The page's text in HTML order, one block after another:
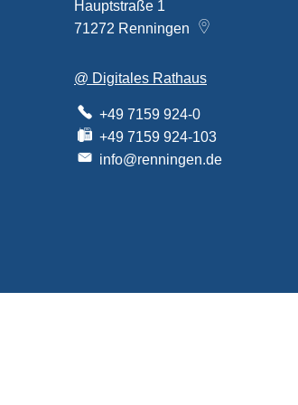
Hauptstraße 1
71272 Renningen
@ Digitales Rathaus
+49 7159 924-0
+49 7159 924-103
info@renningen.de